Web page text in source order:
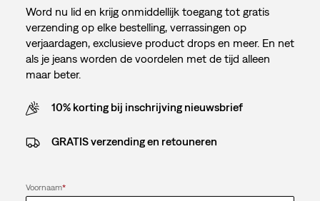
Word nu lid en krijg onmiddellijk toegang tot gratis
verzending op elke bestelling, verrassingen op
verjaardagen, exclusieve product drops en meer. En net
als je jeans worden de voordelen met de tijd alleen
maar beter.
10% korting bij inschrijving nieuwsbrief
GRATIS verzending en retouneren
Voornaam*